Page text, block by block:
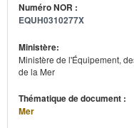
Numéro NOR :
EQUH0310277X
Ministère:
Ministère de l'Équipement,
de la Mer
Thématique de document :
Mer